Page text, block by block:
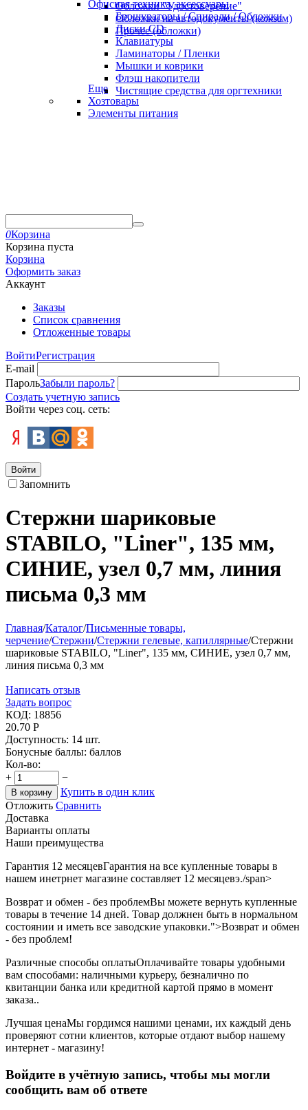
Обложки "Удостоверение"
Обложки на автодокументы (кожзам)
Прочее (обложки)
Офисная техника, аксессуары
Брошураторы / Спирали / Обложки
Диски CD
Клавиатуры
Ламинаторы / Пленки
Мышки и коврики
Флэш накопители
Чистящие средства для оргтехники
Еще
Хозтовары
Элементы питания
0Корзина
Корзина пуста
Корзина
Оформить заказ
Аккаунт
Заказы
Список сравнения
Отложенные товары
ВойтиРегистрация
E-mail
ПарольЗабыли пароль?
Создать учетную запись
Войти через соц. сеть:
Войти
Запомнить
Стержни шариковые
STABILO, "Liner", 135 мм,
СИНИЕ, узел 0,7 мм, линия
письма 0,3 мм
Главная/Каталог/Письменные товары,
черчение/Стержни/Стержни гелевые, капиллярные/Стержни
шариковые STABILO, "Liner", 135 мм, СИНИЕ, узел 0,7 мм,
линия письма 0,3 мм
Написать отзыв
Задать вопрос
КОД: 18856
20.70 Р
Доступность: 14 шт.
Бонусные баллы: баллов
Кол-во:
+
−
В корзину
Купить в один клик
Отложить Сравнить
Доставка
Варианты оплаты
Наши преимущества
Гарантия 12 месяцевГарантия на все купленные товары в
нашем инетрнет магазине составляет 12 месяцевэ./span>
Возврат и обмен - без проблемВы можете вернуть купленные
товары в течение 14 дней. Товар должнен быть в нормальном
состоянии и иметь все заводские упаковки.">Возврат и обмен
- без проблем!
Различные способы оплатыОплачивайте товары удобными
вам способами: наличными курьеру, безналично по
квитанции банка или кредитной картой прямо в момент
заказа..
Лучшая ценаМы гордимся нашими ценами, их каждый день
проверяют сотни клиентов, которые отдают выбор нашему
интернет - магазину!
Войдите в учётную запись, чтобы мы могли
сообщить вам об ответе